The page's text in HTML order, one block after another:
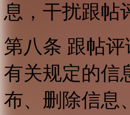
息，干扰跟帖
第八条 跟帖
有关规定的信
布、删除信息